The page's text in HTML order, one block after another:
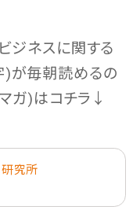
ジネスに関する
が毎朝読めるの
ガ)はコチラ↓
究所